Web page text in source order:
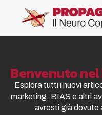
Benvenuto
Esplora tutti i nuovi
marketing, BIAS e altri
avresti già dovuto